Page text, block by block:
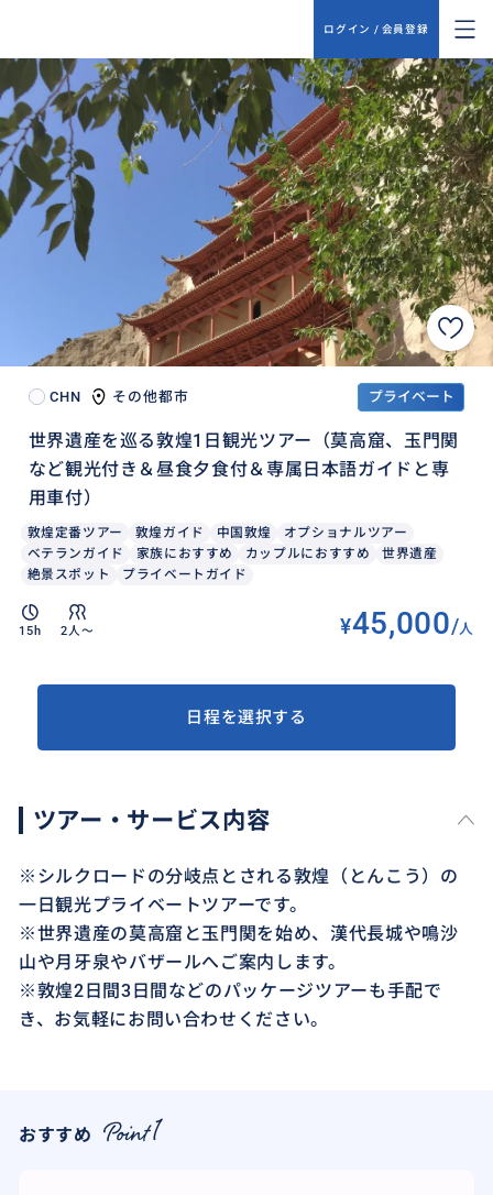
ログイン / 会員登録
CHN その他都市 プライベート
世界遺産を巡る敦煌1日観光ツアー（莫高窟、玉門関
など観光付き＆昼食夕食付＆専属日本語ガイドと専
用車付）
敦煌定番ツアー 敦煌ガイド 中国敦煌
オプショナルツアー
ベテランガイド
家族におすすめ カップルにおすすめ
世界遺産
絶景スポット
プライベートガイド
15h 2人〜 ¥45,000/人
日程を選択する
ツアー・サービス内容
※シルクロードの分岐点とされる敦煌（とんこう）の
一日観光プライベートツアーです。
※世界遺産の莫高窟と玉門関を始め、漢代長城や鳴沙
山や月牙泉やバザールへご案内します。
※敦煌2日間3日間などのパッケージツアーも手配で
き、お気軽にお問い合わせください。
おすすめ